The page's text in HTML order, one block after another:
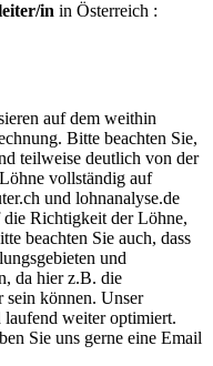
in in Österreich :
auf dem weithin
Bitte beachten Sie,
teilweise deutlich von der
vollständig auf
und lohnanalyse.de
Richtigkeit der Löhne,
beachten Sie auch, dass
und
da hier z.B. die
sein können. Unser
weiter optimiert.
Sie uns gerne eine Email